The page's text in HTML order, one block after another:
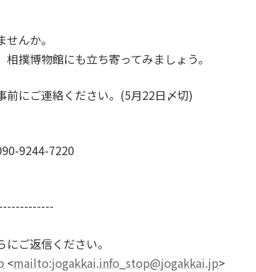
んか。
撲博物館にも立ち寄ってみましょう。
にご連絡ください。(5月22日〆切)
9244-7220
ご返信ください。
<mailto:jogakkai.info_stop@jogakkai.jp>